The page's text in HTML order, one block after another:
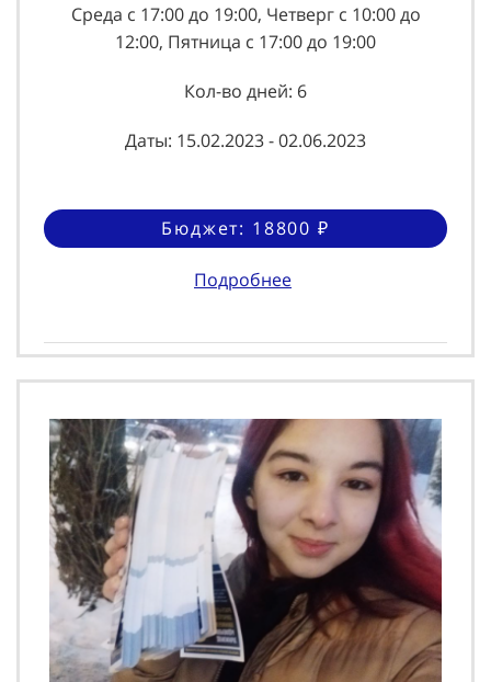
Среда с 17:00 до 19:00, Четверг с 10:00 до
12:00, Пятница с 17:00 до 19:00
Кол-во дней: 6
Даты: 15.02.2023 - 02.06.2023
Бюджет: 18800 ₽
Подробнее